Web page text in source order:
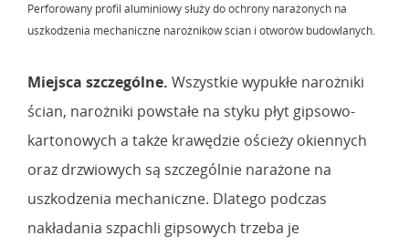
Perforowany profil aluminiowy służy do ochrony narażonych na
uszkodzenia mechaniczne narożników ścian i otworów budowlanych.
Miejsca szczególne. Wszystkie wypukłe narożniki
ścian, narożniki powstałe na styku płyt gipsowo-
kartonowych a także krawędzie ościeży okiennych
oraz drzwiowych są szczególnie narażone na
uszkodzenia mechaniczne. Dlatego podczas
nakładania szpachli gipsowych trzeba je